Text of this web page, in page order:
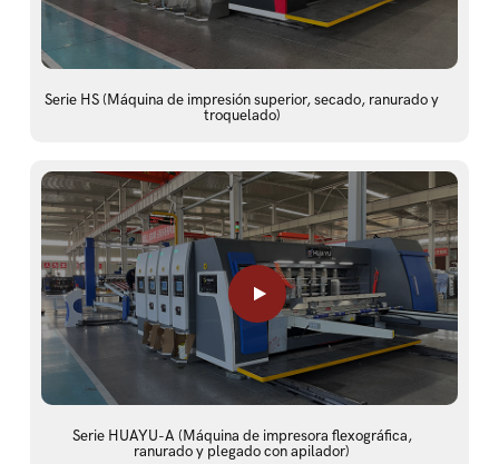
Serie HS (Máquina de impresión superior, secado, ranurado y
troquelado)
Serie HUAYU-A (Máquina de impresora flexográfica,
ranurado y plegado con apilador)